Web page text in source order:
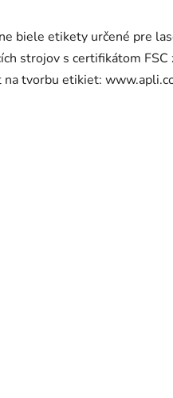
biele etikety určené pre
strojov s certifikátom
na tvorbu etikiet: